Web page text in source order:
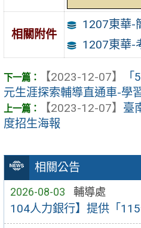
相關公告
2026-08-03 輔導處
104人力銀行】提供「115
相關附件
1207東華-
1207東華-
【2023-12-07】
元生涯探索輔導直通車-學
【2023-12-07】 臺
度招生海報